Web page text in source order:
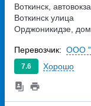
Воткинск,
Воткинск улица
Орджоникидзе,
7.6 Хорошо
Перевозчик: ООО